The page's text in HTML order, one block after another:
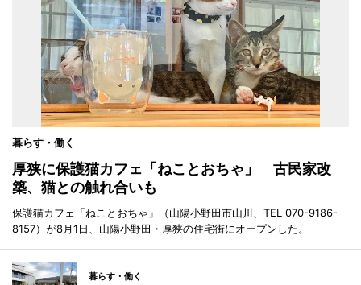
暮らす・働く
厚狭に保護猫カフェ「ねことおちゃ」 古民家改
築、猫との触れ合いも
保護猫カフェ「ねことおちゃ」（山陽小野田市山川、TEL 070-9186-
8157）が8月1日、山陽小野田・厚狭の住宅街にオープンした。
暮らす・働く